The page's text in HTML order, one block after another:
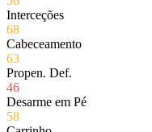
Interceções
68
Cabeceamento
63
Propen. Def.
46
Desarme em Pé
58